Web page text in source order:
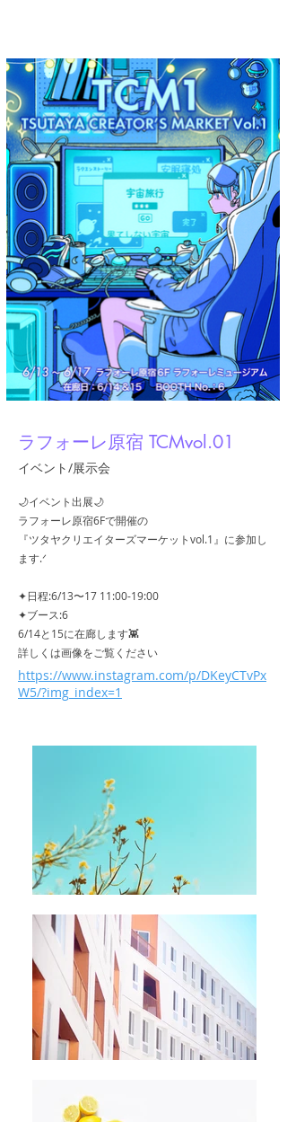
ラフォーレ原宿 TCMvol.01
イベント/展示会
🌙イベント出展🌙
ラフォーレ原宿6Fで開催の
『ツタヤクリエイターズマーケットvol.1』に参加し
ます.ᐟ
✦日程:6/13〜17 11:00-19:00
✦ブース:6
6/14と15に在廊します👾
詳しくは画像をご覧ください
https://www.instagram.com/p/DKeyCTvPx
W5/?img_index=1